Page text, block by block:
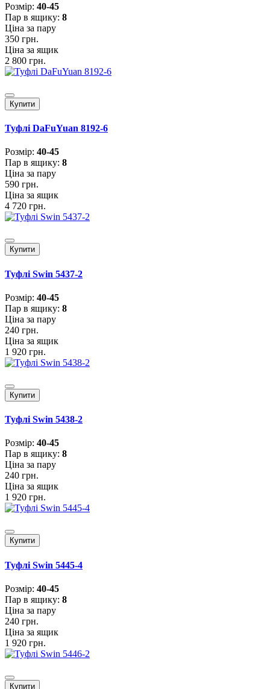
Розмiр: 40-45
Пар в ящику: 8
Ціна за пару
350 грн.
Ціна за ящик
2 800 грн.
Купити
Туфлі DaFuYuan 8192-6
Розмiр: 40-45
Пар в ящику: 8
Ціна за пару
590 грн.
Ціна за ящик
4 720 грн.
Купити
Туфлі Swin 5437-2
Розмiр: 40-45
Пар в ящику: 8
Ціна за пару
240 грн.
Ціна за ящик
1 920 грн.
Купити
Туфлі Swin 5438-2
Розмiр: 40-45
Пар в ящику: 8
Ціна за пару
240 грн.
Ціна за ящик
1 920 грн.
Купити
Туфлі Swin 5445-4
Розмiр: 40-45
Пар в ящику: 8
Ціна за пару
240 грн.
Ціна за ящик
1 920 грн.
Купити